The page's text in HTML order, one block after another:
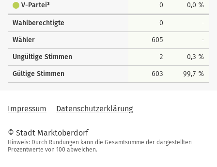
V-Partei³ 0 0,0 %
Wahlberechtigte 0 -
Wähler 605 -
Ungültige Stimmen 2 0,3 %
Gültige Stimmen 603 99,7 %
Impressum Datenschutzerklärung
© Stadt Marktoberdorf
Hinweis: Durch Rundungen kann die Gesamtsumme der dargestellten
Prozentwerte von 100 abweichen.